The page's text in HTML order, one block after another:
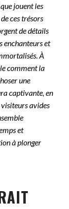
jouent les
ces trésors
de détails
enchanteurs et
À
comment la
une
captivante, en
avides
et
à plonger